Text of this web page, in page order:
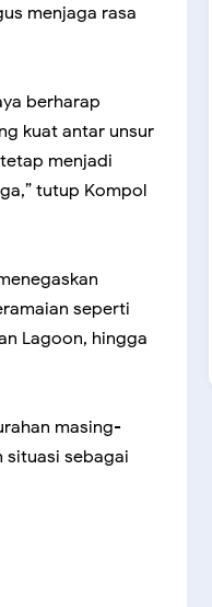
menjaga rasa
berharap
kuat antar unsur
menjadi
tutup Kompol
seperti
Lagoon, hingga
masing-
situasi sebagai